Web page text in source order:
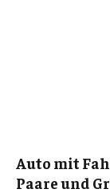
Auto mit
Paare und